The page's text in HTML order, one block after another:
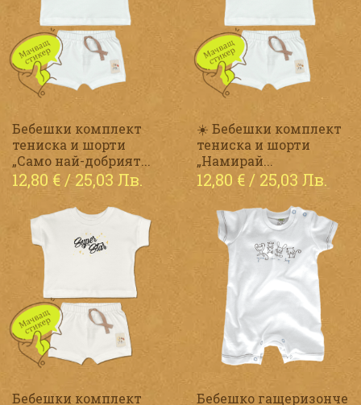
Бебешки комплект
тениска и шорти
„Само най-добрият...
12,80 € / 25,03 Лв.
☀️ Бебешки комплект
тениска и шорти
„Намирай...
12,80 € / 25,03 Лв.
Бебешки комплект
Бебешко гащеризонче